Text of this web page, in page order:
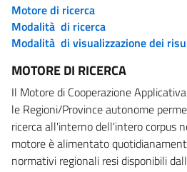
Motore di ricerca
Modalità di ricerca
Modalità di visualizzazione dei
MOTORE DI RICERCA
Il Motore di Cooperazione
le Regioni/Province autonome
ricerca all'interno dell'intero corpus
motore è alimentato
normativi regionali resi disponibili